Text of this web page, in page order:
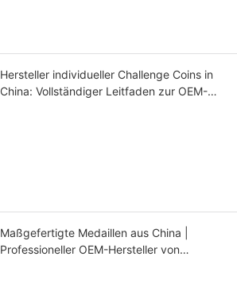
Hersteller individueller Challenge Coins in
China: Vollständiger Leitfaden zur OEM-
Maßgefertigte Medaillen aus China |
Professioneller OEM-Hersteller von